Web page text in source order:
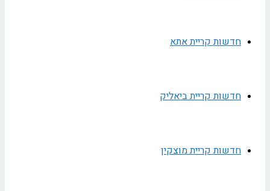
חדשות קריית אתא
חדשות קריית ביאליק
חדשות קריית מוצקין